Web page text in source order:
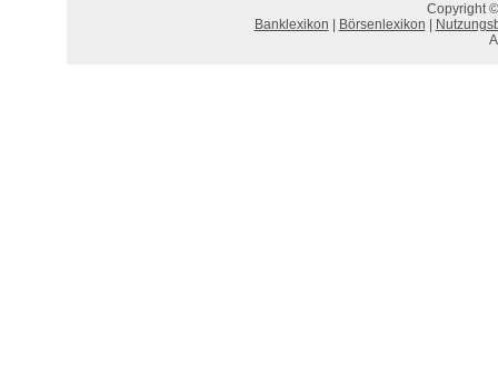
Copyright
Banklexikon
Börsenlexikon